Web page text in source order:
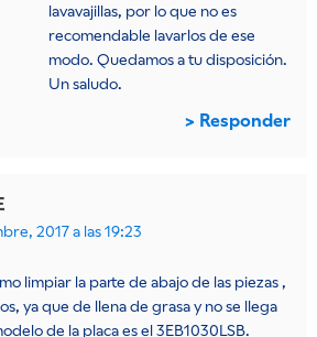
lavavajillas, por lo que no es
recomendable lavarlos de ese
modo. Quedamos a tu disposición.
Un saludo.
Responder
2017 a las 19:23
limpiar la parte de abajo de las piezas ,
ya que de llena de grasa y no se llega
de la placa es el 3EB1030LSB.